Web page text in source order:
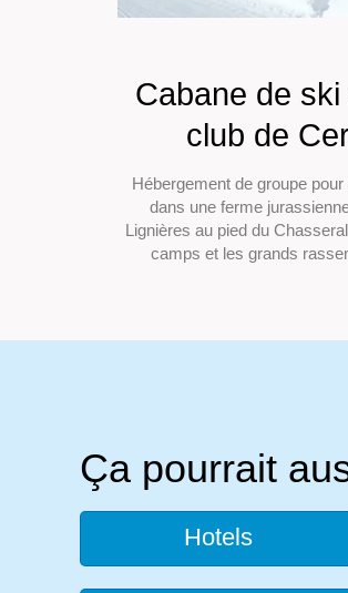
Cabane de
club de
Hébergement de groupe
dans une ferme
Lignières au pied du
camps et les grands
Ça pourrait
Hotels